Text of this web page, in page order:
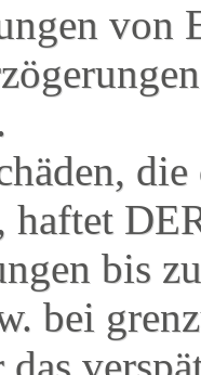
von
haftet
bis
bei